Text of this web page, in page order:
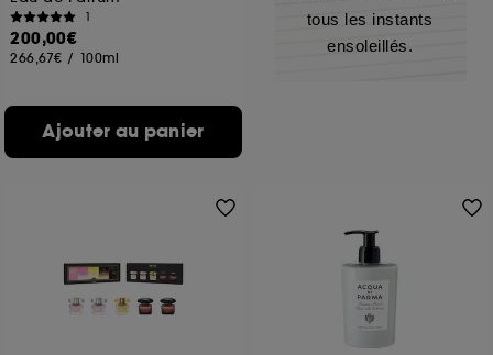
1
200,00€
266,67€ / 100ml
Ajouter au panier
tous les instants
ensoleillés.